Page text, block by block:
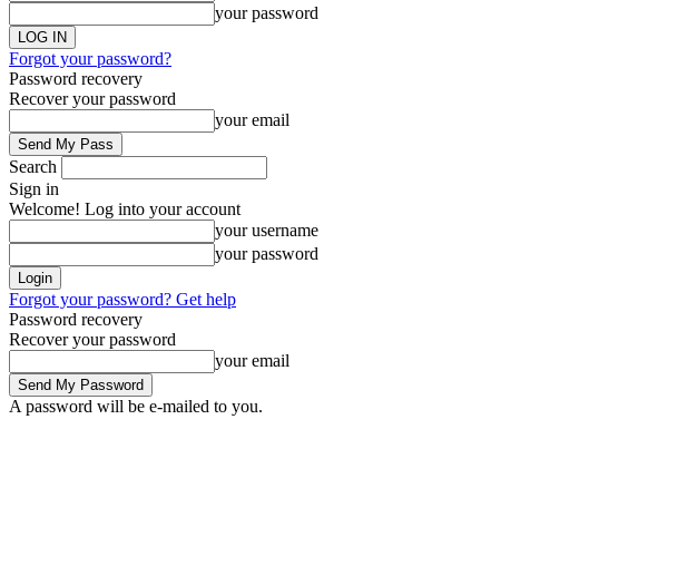
your password
Forgot your password?
Password recovery
Recover your password
your email
Search
Sign in
Welcome! Log into your account
your username
your password
Forgot your password? Get help
Password recovery
Recover your password
your email
A password will be e-mailed to you.